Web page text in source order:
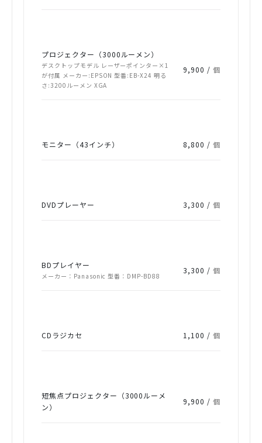
プロジェクター（3000ルーメン）
デスクトップモデル レーザーポインター×1
が付属 メーカー:EPSON 型番:EB-X24 明る
さ:3200ルーメン XGA
9,900 /個
モニター（43インチ） 8,800 /個
DVDプレーヤー 3,300 /個
BDプレイヤー
メーカー：Panasonic 型番：DMP-BD88
3,300 /個
CDラジカセ 1,100 /個
短焦点プロジェクター（3000ルーメ
ン）
9,900 /個